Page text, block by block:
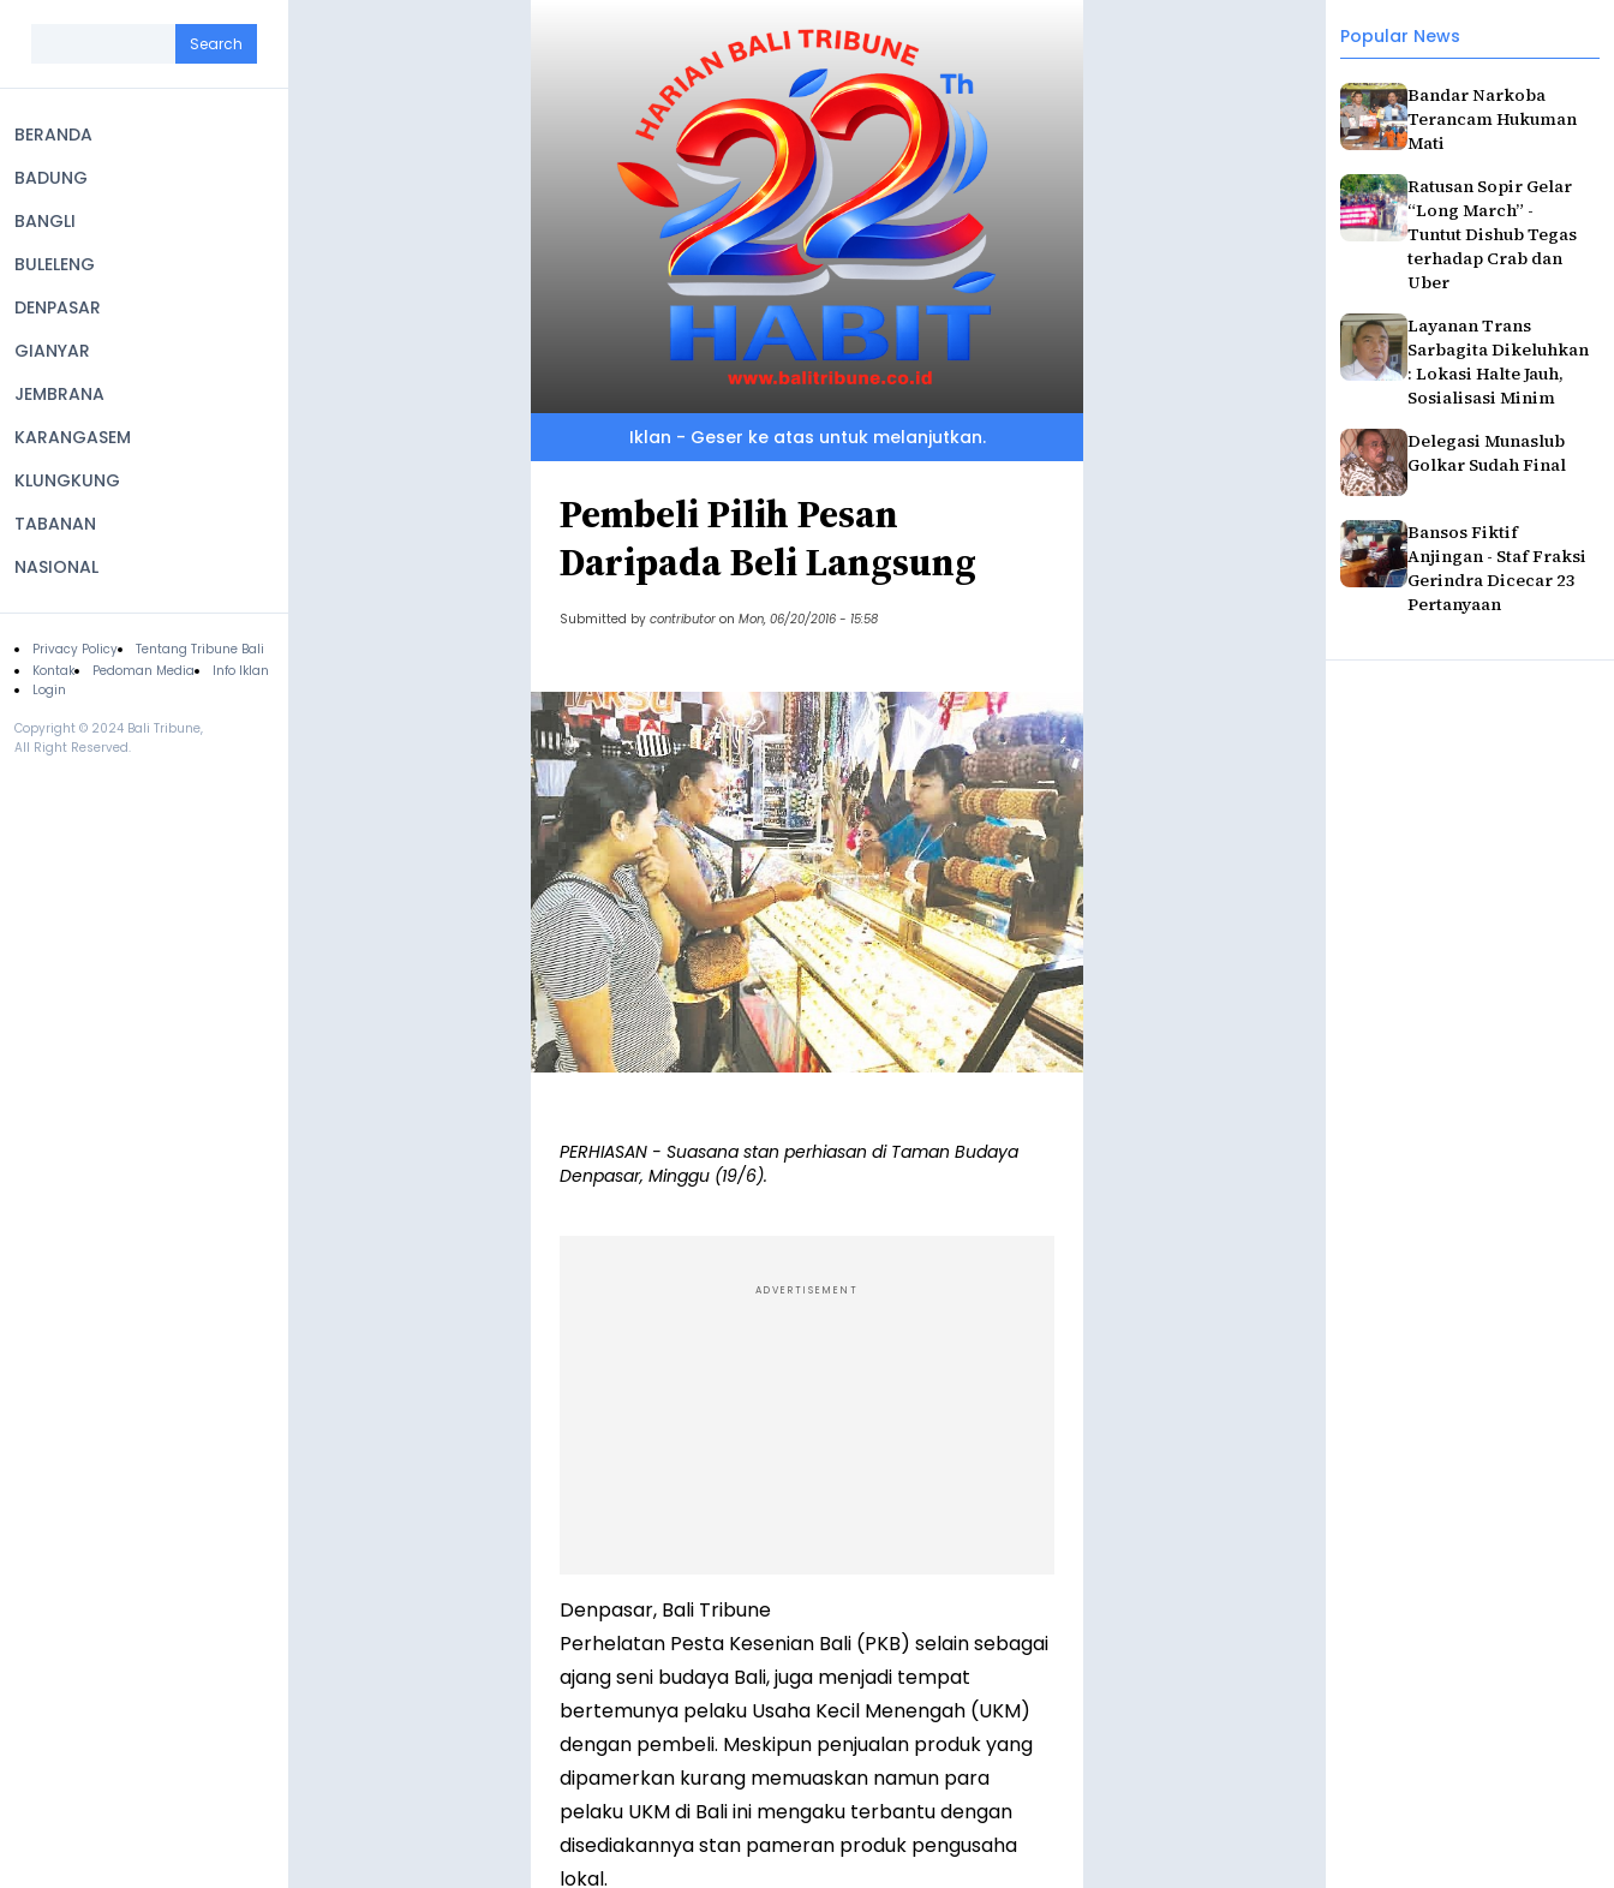
navigation
BERANDA
BADUNG
BANGLI
BULELENG
DENPASAR
GIANYAR
JEMBRANA
KARANGASEM
KLUNGKUNG
TABANAN
NASIONAL
Footer
Privacy Policy
Tentang Tribune Bali
Kontak
Pedoman Media
Info Iklan
Login
Copyright © 2024 Bali Tribune,
All Right Reserved.
Popular News
Bandar Narkoba
Terancam Hukuman
Mati
Ratusan Sopir Gelar
“Long March” -
Tuntut Dishub Tegas
terhadap Crab dan
Uber
Layanan Trans
Sarbagita Dikeluhkan
: Lokasi Halte Jauh,
Sosialisasi Minim
Delegasi Munaslub
Golkar Sudah Final
Bansos Fiktif
Anjingan - Staf Fraksi
Gerindra Dicecar 23
Pertanyaan
Iklan - Geser ke atas untuk melanjutkan.
Pembeli Pilih Pesan
Daripada Beli Langsung
Submitted by contributor on Mon, 06/20/2016 - 15:58
PERHIASAN - Suasana stan perhiasan di Taman Budaya
Denpasar, Minggu (19/6).
ADVERTISEMENT
Denpasar, Bali Tribune
Perhelatan Pesta Kesenian Bali (PKB) selain sebagai
ajang seni budaya Bali, juga menjadi tempat
bertemunya pelaku Usaha Kecil Menengah (UKM)
dengan pembeli. Meskipun penjualan produk yang
dipamerkan kurang memuaskan namun para
pelaku UKM di Bali ini mengaku terbantu dengan
disediakannya stan pameran produk pengusaha
lokal.